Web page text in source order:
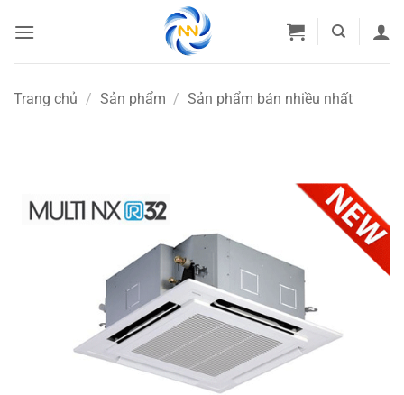
qua
Trang chủ / Sản phẩm / Sản phẩm bán nhiều nhất